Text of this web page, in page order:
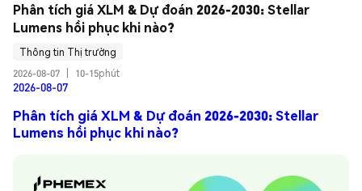
Phân tích giá XLM & Dự đoán 2026-2030: Stellar
Lumens hồi phục khi nào?
Thông tin Thị trường
2026-08-07
10-15phút
2026-08-07
Phân tích giá XLM & Dự đoán 2026-2030: Stellar
Lumens hồi phục khi nào?